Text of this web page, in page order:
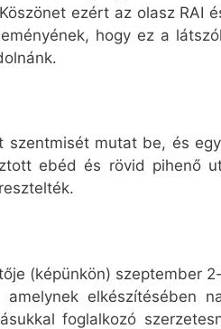
ezért az olasz RAI
hogy ez a
szentmisét mutat be, és
ebéd és rövid pihenő
(képünkön) szeptember
elkészítésében
foglalkozó